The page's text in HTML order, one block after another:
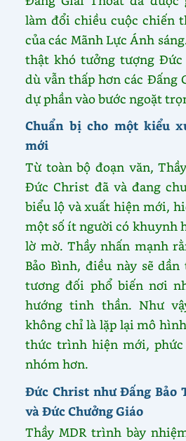
làm đổi chiều cuộc chiến
của các Mãnh Lực Ánh
thật khó tưởng tượng Đức
dù vẫn thấp hơn các Đấng
dự phần vào bước ngoặt
Chuẩn bị cho một kiểu
mới
Từ toàn bộ đoạn văn,
Đức Christ đã và đang
biểu lộ và xuất hiện mới,
một số ít người có khuynh
lờ mờ. Thầy nhấn mạnh
Bảo Bình, điều này sẽ
tương đối phổ biến nơi
hướng tinh thần. Như
không chỉ là lặp lại mô
thức trình hiện mới,
nhóm hơn.
Đức Christ như Đấng Bảo
và Đức Chưởng Giáo
Thầy MDR trình bày